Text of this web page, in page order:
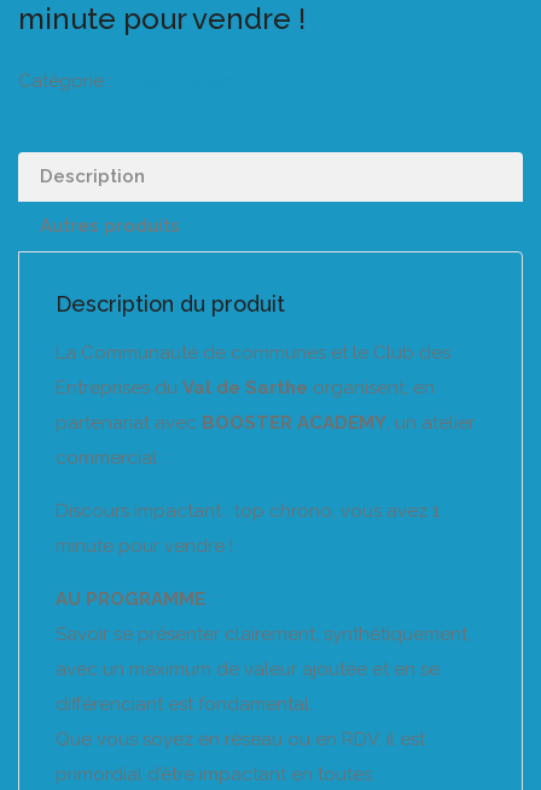
minute pour vendre !
Catégorie :
Description
Autres produits
Description du produit
La Communauté de communes et le Club des
Entreprises du Val de Sarthe organisent, en
partenariat avec BOOSTER ACADEMY, un atelier
commercial :
Discours impactant : top chrono, vous avez 1
minute pour vendre !
AU PROGRAMME :
Savoir se présenter clairement, synthétiquement,
avec un maximum de valeur ajoutée et en se
différenciant est fondamental.
Que vous soyez en réseau ou en RDV, il est
primordial d’être impactant en toutes